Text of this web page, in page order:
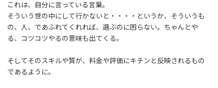
これは、自分に言っている言葉。
そういう世の中にして行かないと・・・・というか、そういうも
の、人、であふれてくれれば、選ぶのに困らない。ちゃんとや
る、コツコツやるの意味も出てくる。
そしてそのスキルや質が、料金や評価にキチンと反映されるもの
であるように。